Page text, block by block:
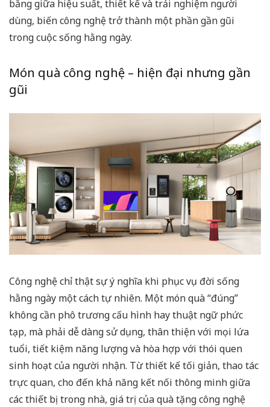
bằng giữa hiệu suất, thiết kế và trải nghiệm người
dùng, biến công nghệ trở thành một phần gần gũi
trong cuộc sống hằng ngày.
Món quà công nghệ – hiện đại nhưng gần
gũi
Công nghệ chỉ thật sự ý nghĩa khi phục vụ đời sống
hằng ngày một cách tự nhiên. Một món quà “đúng”
không cần phô trương cấu hình hay thuật ngữ phức
tạp, mà phải dễ dàng sử dụng, thân thiện với mọi lứa
tuổi, tiết kiệm năng lượng và hòa hợp với thói quen
sinh hoạt của người nhận. Từ thiết kế tối giản, thao tác
trực quan, cho đến khả năng kết nối thông minh giữa
các thiết bị trong nhà, giá trị của quà tặng công nghệ